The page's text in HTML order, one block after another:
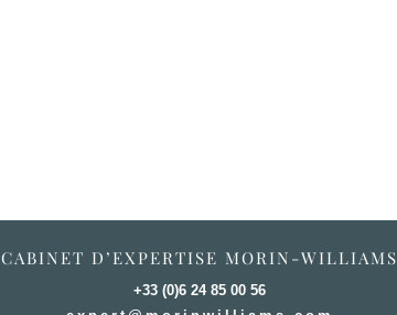
CABINET D’EXPERTISE MORIN-WILLIAMS
+33 (0)6 24 85 00 56